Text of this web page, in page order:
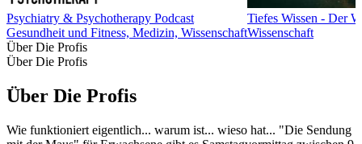
Psychiatry & Psychotherapy Podcast
Gesundheit und Fitness, Medizin, Wissenschaft
Tiefes Wissen - Der
Wissenschaft
Über Die Profis
Über Die Profis
Über Die Profis
Wie funktioniert eigentlich... warum ist... wieso hat... "Die Sendung